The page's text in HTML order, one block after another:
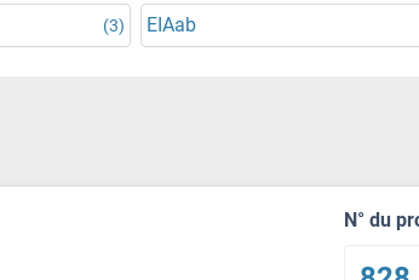
(3) EIAab
N° du